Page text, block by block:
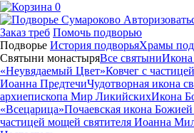
0
Заказ треб Помочь подворью
Подворье История подворьяХрамы
Святыни монастыряВсе святыни
«Неувядаемый Цвет»Ковчег с
Иоанна ПредтечиЧудотворная икона
архиепископа Мир ЛикийскихИкона
«Всецарица»Почаевская икона
частицей мощей святителя Иоанна